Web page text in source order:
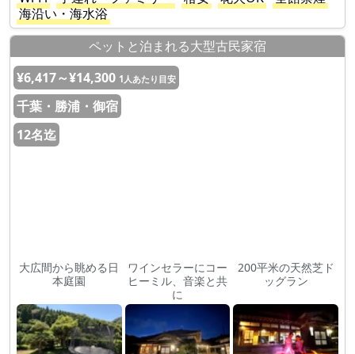
海沿い・海水浴
ペットと泊まれる大型古民家宿
¥6,417～¥14,300 1人あたり目安
千葉・勝浦・御宿
12名迄
大広間から眺める日
本庭園
ワインセラーにコー
ヒーミル、音楽と共
に
200平米の天然芝ド
ッグラン